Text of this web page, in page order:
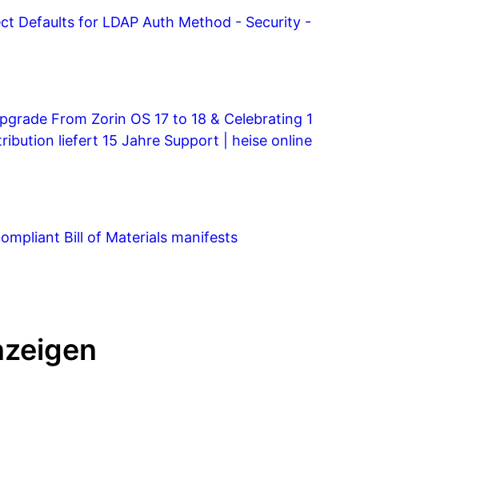
Defaults for LDAP Auth Method - Security -
From Zorin OS 17 to 18 & Celebrating 1
liefert 15 Jahre Support | heise online
Bill of Materials manifests